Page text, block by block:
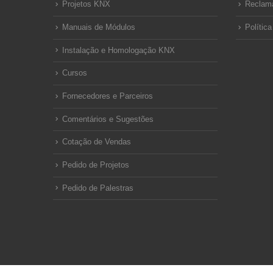
Projetos KNX
Manuais de Módulos
Instalação e Homologação KNX
Cursos
Fornecedores e Parceiros
Comentários e Sugestões
Cotação de Vendas
Pedido de Projetos
Pedido de Palestras